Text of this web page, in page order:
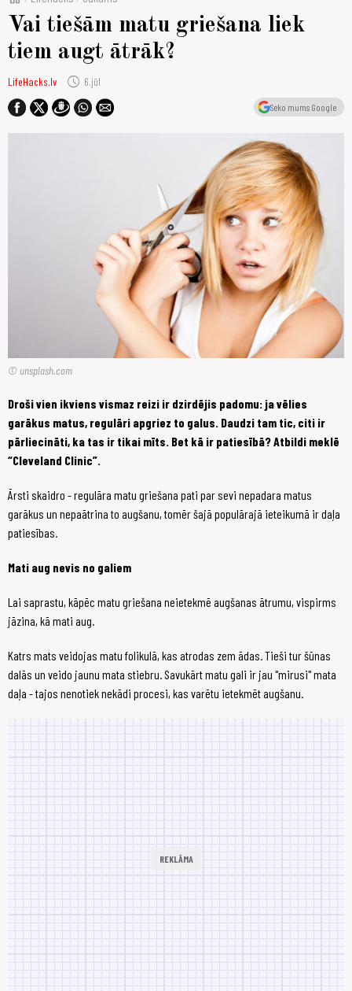
Vai tiešām matu griešana liek
tiem augt ātrāk?
LifeHacks.lv schedule 6.jūl
Seko mums Google
© unsplash.com
Droši vien ikviens vismaz reizi ir dzirdējis padomu: ja vēlies
garākus matus, regulāri apgriez to galus. Daudzi tam tic, citi ir
pārliecināti, ka tas ir tikai mīts. Bet kā ir patiesībā? Atbildi meklē
“Cleveland Clinic”.
Ārsti skaidro - regulāra matu griešana pati par sevi nepadara matus
garākus un nepaātrina to augšanu, tomēr šajā populārajā ieteikumā ir daļa
patiesības.
Mati aug nevis no galiem
Lai saprastu, kāpēc matu griešana neietekmē augšanas ātrumu, vispirms
jāzina, kā mati aug.
Katrs mats veidojas matu folikulā, kas atrodas zem ādas. Tieši tur šūnas
dalās un veido jaunu mata stiebru. Savukārt matu gali ir jau "mirusi" mata
daļa - tajos nenotiek nekādi procesi, kas varētu ietekmēt augšanu.